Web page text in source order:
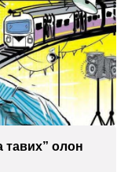
тавих” олон